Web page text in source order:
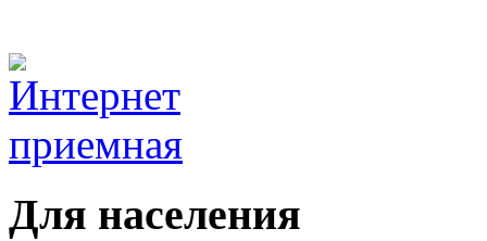
Для населения